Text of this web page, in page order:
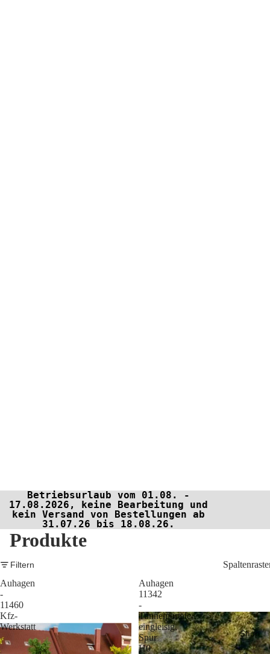
Shop
Betriebsurlaub vom 01.08. -
17.08.2026, keine Bearbeitung und
kein Versand von Bestellungen ab
31.07.26 bis 18.08.26.
Produkte
Filtern
Auhagen
-
11460
Kfz-
Werkstatt
Auhagen
11342
-
Tunnelportale
eingleisig,
Spur
H0